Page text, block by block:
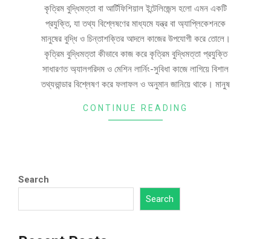
কৃত্রিম বুদ্ধিমত্তা বা আর্টিফিশিয়াল ইন্টেলিজেন্স হলো এমন একটি
প্রযুক্তি, যা তথ্য বিশ্লেষণের মাধ্যমে যন্ত্র বা অ্যাপ্লিকেশনকে
মানুষের বুদ্ধি ও চিন্তাশক্তির আদলে কাজের উপযোগী করে তোলে।
কৃত্রিম বুদ্ধিমত্তা কীভাবে কাজ করে কৃত্রিম বুদ্ধিমত্তা প্রযুক্তি
সাধারণত অ্যালগরিদম ও মেশিন লার্নিং-সুবিধা কাজে লাগিয়ে বিশাল
তথ্যভান্ডার বিশ্লেষণ করে ফলাফল ও অনুমান জানিয়ে থাকে। মানুষ
CONTINUE READING
Search
Search